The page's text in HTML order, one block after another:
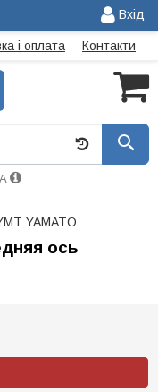
Вхід
і оплата Контакти
YAMATO
ось